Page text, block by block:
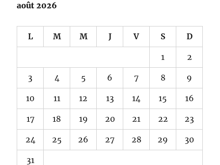
août 2026
L M M J V S D
1 2
3 4 5 6 7 8 9
10 11 12 13 14 15 16
17 18 19 20 21 22 23
24 25 26 27 28 29 30
31